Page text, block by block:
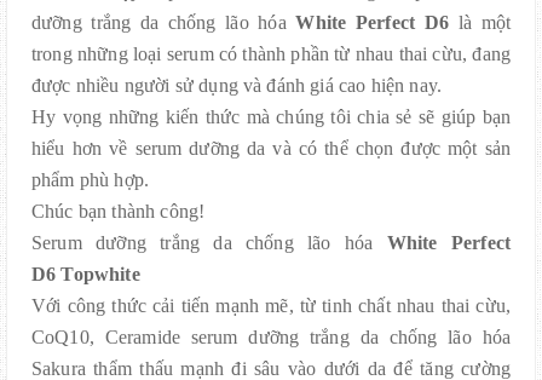
dưỡng trắng da chống lão hóaWhite Perfect D6là một
trong những loại serum có thành phần từ nhau thai cừu, đang
được nhiều người sử dụng và đánh giá cao hiện nay.
Hy vọng những kiến thức mà chúng tôi chia sẻ sẽ giúp bạn
hiểu hơn về serum dưỡng da và có thể chọn được một sản
phẩm phù hợp.
Chúc bạn thành công!
Serum dưỡng trắng da chống lão hóa White Perfect
D6 Topwhite
Với công thức cải tiến mạnh mẽ, từ tinh chất nhau thai cừu,
CoQ10, Ceramide serum dưỡng trắng da chống lão hóa
Sakura thẩm thấu mạnh đi sâu vào dưới da để tăng cường